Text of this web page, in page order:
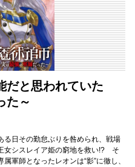
と思われていた
た～
る日その勤怠ぶりを咎められ、戦場
女シスレイア姫の窮地を救い!? そ
軍師となったレオンは“影”に徹し、